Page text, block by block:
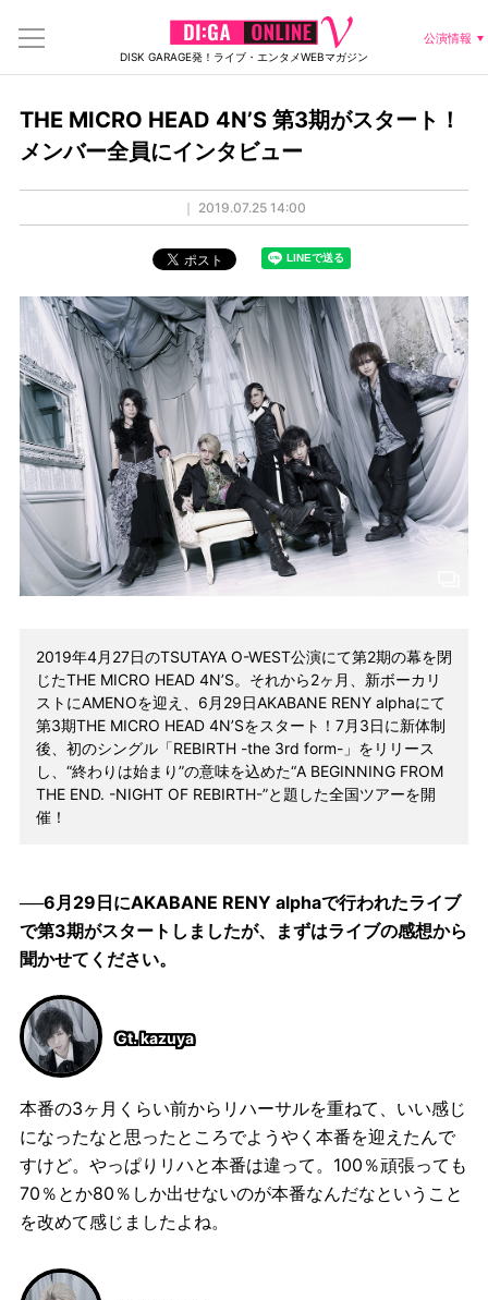
DISK GARAGE発！ライブ・エンタメWEBマガジン
公演情報
THE MICRO HEAD 4N’S 第3期がスタート！
メンバー全員にインタビュー
｜ 2019.07.25 14:00
2019年4月27日のTSUTAYA O-WEST公演にて第2期の幕を閉
じたTHE MICRO HEAD 4N’S。それから2ヶ月、新ボーカリ
ストにAMENOを迎え、6月29日AKABANE RENY alphaにて
第3期THE MICRO HEAD 4N’Sをスタート！7月3日に新体制
後、初のシングル「REBIRTH -the 3rd form-」をリリース
し、“終わりは始まり”の意味を込めた“A BEGINNING FROM
THE END. -NIGHT OF REBIRTH-”と題した全国ツアーを開
催！
──6月29日にAKABANE RENY alphaで行われたライブ
で第3期がスタートしましたが、まずはライブの感想から
聞かせてください。
Gt. kazuya
本番の3ヶ月くらい前からリハーサルを重ねて、いい感じ
になったなと思ったところでようやく本番を迎えたんで
すけど。やっぱりリハと本番は違って。100％頑張っても
70％とか80％しか出せないのが本番なんだなということ
を改めて感じましたよね。